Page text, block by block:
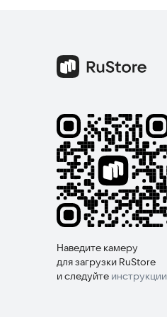
Наведите камеру
для загрузки RuStore
и следуйте инструкции